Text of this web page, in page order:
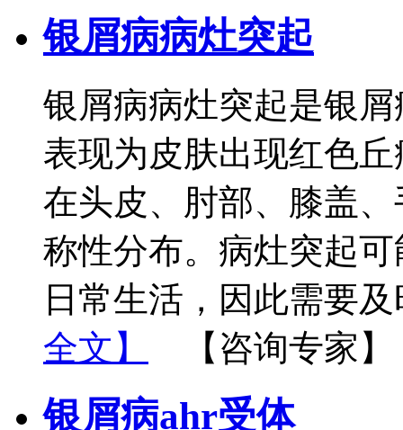
银屑病病灶突起
银屑病病灶突起是银
表现为皮肤出现红色
在头皮、肘部、膝盖
称性分布。病灶突起
日常生活，因此需要
全文】
【咨询专家】
银屑病ahr受体